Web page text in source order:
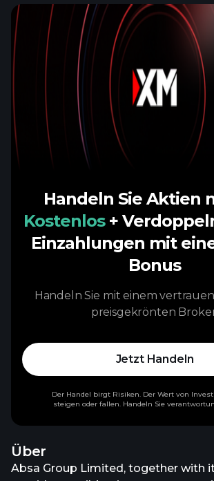
Über
Absa Group Limited, together with
Handeln Sie Aktien
Kostenlos +
Einzahlungen mit
Bonus
Handeln Sie mit einem
preisgekrönten
Jetzt Handeln
Der Handel birgt Risiken. Der Wert von
steigen oder fallen. Handeln Sie